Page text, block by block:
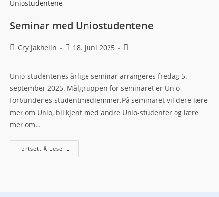
Seminar med Uniostudentene
Gry Jakhelln 18. juni 2025
Unio-studentenes årlige seminar arrangeres fredag 5.
september 2025. Målgruppen for seminaret er Unio-
forbundenes studentmedlemmer.På seminaret vil dere lære
mer om Unio, bli kjent med andre Unio-studenter og lære
mer om…
Fortsett Å Lese